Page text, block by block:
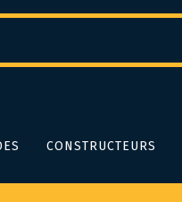
CONSTRUCTEURS